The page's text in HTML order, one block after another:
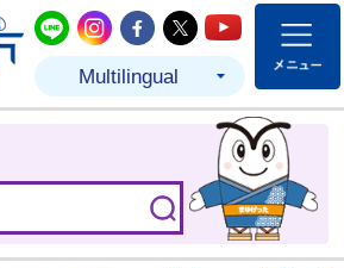
結城市公式LINE
結城市公式Instagram
結城市公式
結城市公式
結城市
Multilingual